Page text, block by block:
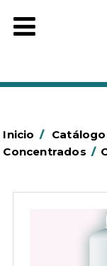
Inicio / Catálogo
Concentrados /